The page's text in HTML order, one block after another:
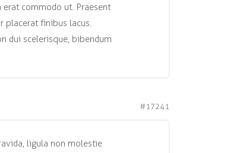
commodo ut. Praesent
placerat finibus lacus.
dui scelerisque, bibendum
#17241
ligula non molestie